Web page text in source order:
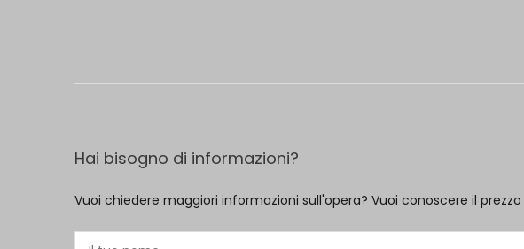
Hai bisogno di informazioni?
Vuoi chiedere maggiori informazioni sull'opera? Vuoi conoscere il